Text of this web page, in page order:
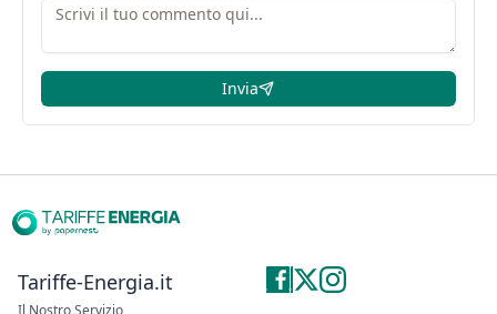
Invia
Tariffe-Energia.it
Il Nostro Servizio